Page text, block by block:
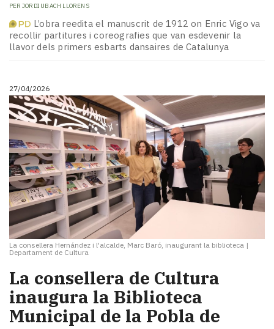
PER JORDI UBACH LLORENS
L’obra reedita el manuscrit de 1912 on Enric Vigo va
recollir partitures i coreografies que van esdevenir la
llavor dels primers esbarts dansaires de Catalunya
27/04/2026
La consellera Hernández i l'alcalde, Marc Baró, inaugurant la biblioteca |
Departament de Cultura
La consellera de Cultura
inaugura la Biblioteca
Municipal de la Pobla de